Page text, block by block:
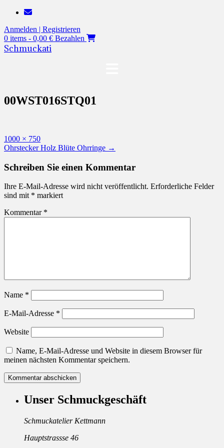
Zum
springen
Anmelden | Registrieren
0 items - 0,00 € Bezahlen
Schmuckati
00WST016STQ01
Originalgröße
1000 × 750
Beitragsnavigation
Ohrstecker Holz Blüte Ohrringe →
Schreiben Sie einen Kommentar
Ihre E-Mail-Adresse wird nicht veröffentlicht. Erforderliche Felder
sind mit * markiert
Kommentar *
Name *
E-Mail-Adresse *
Website
Name, E-Mail-Adresse und Website in diesem Browser für
meinen nächsten Kommentar speichern.
Unser Schmuckgeschäft
Schmuckatelier Kettmann
Hauptstrassse 46